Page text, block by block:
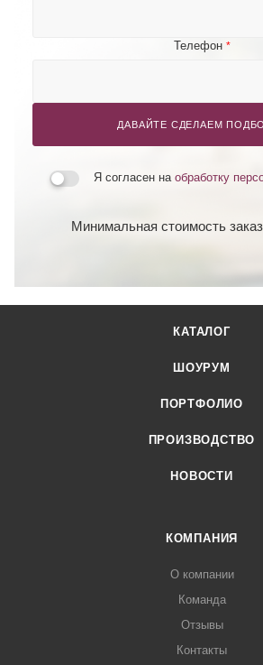
Телефон *
ДАВАЙТЕ СДЕЛАЕМ
Я согласен на обработку
Минимальная стоимость
КАТАЛОГ
ШОУРУМ
ПОРТФОЛИО
ПРОИЗВОДСТВО
НОВОСТИ
КОМПАНИЯ
О компании
Команда
Отзывы
Контакты